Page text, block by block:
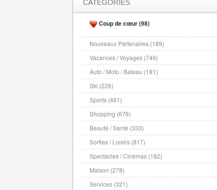
CATÉGORIES
Coup de cœur (98)
Nouveaux Partenaires (189)
Vacances / Voyages (749)
Auto / Moto / Bateau (181)
Ski (226)
Sports (461)
Shopping (676)
Beauté / Santé (333)
Sorties / Loisirs (817)
Spectacles / Cinémas (182)
Maison (278)
Services (321)